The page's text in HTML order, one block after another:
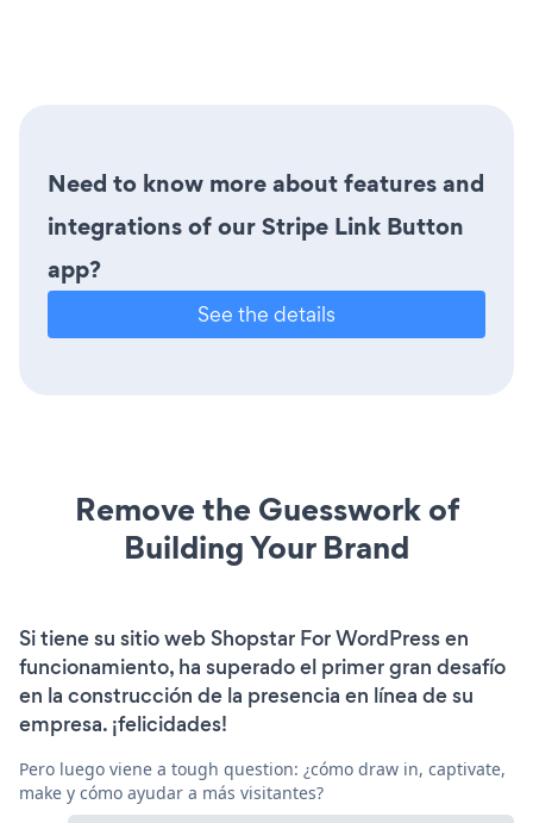
Need to know more about features and
integrations of our Stripe Link Button
app?
See the details
Remove the Guesswork of
Building Your Brand
Si tiene su sitio web Shopstar For WordPress en
funcionamiento, ha superado el primer gran desafío
en la construcción de la presencia en línea de su
empresa. ¡felicidades!
Pero luego viene a tough question: ¿cómo draw in, captivate,
make y cómo ayudar a más visitantes?